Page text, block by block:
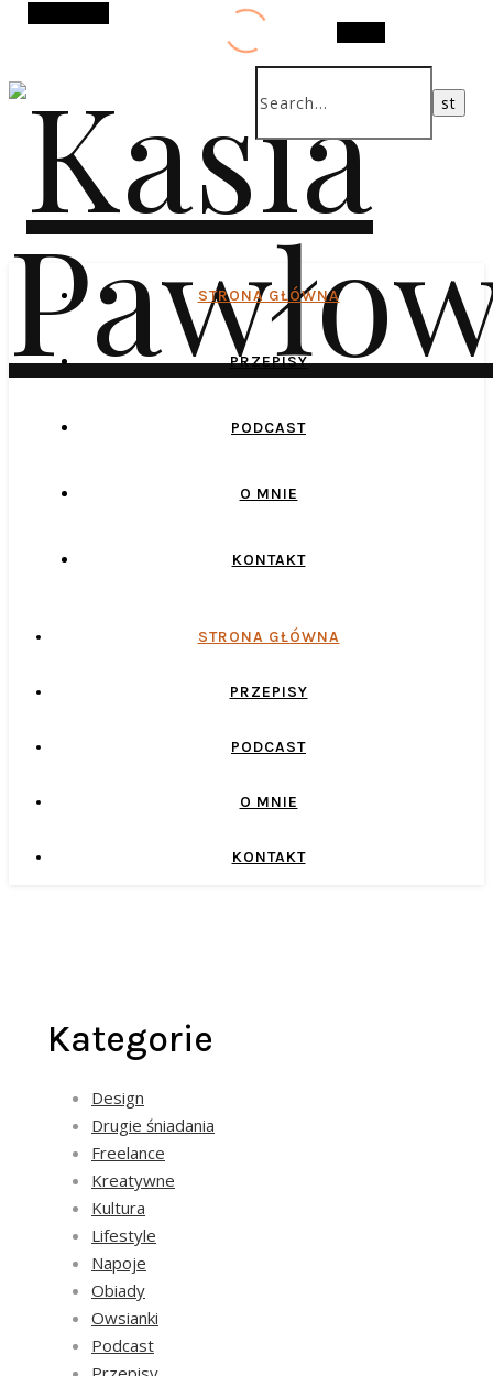
STRONA GŁÓWNA
PRZEPISY
PODCAST
O MNIE
KONTAKT
STRONA GŁÓWNA
PRZEPISY
PODCAST
O MNIE
KONTAKT
Kategorie
Design
Drugie śniadania
Freelance
Kreatywne
Kultura
Lifestyle
Napoje
Obiady
Owsianki
Podcast